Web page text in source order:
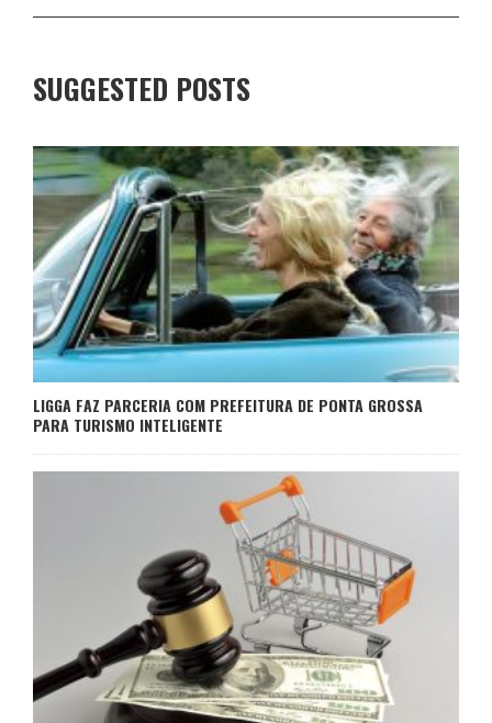
SUGGESTED POSTS
LIGGA FAZ PARCERIA COM PREFEITURA DE PONTA GROSSA
PARA TURISMO INTELIGENTE